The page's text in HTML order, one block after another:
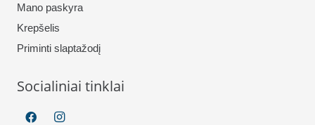
Mano paskyra
Krepšelis
Priminti slaptažodį
Socialiniai tinklai